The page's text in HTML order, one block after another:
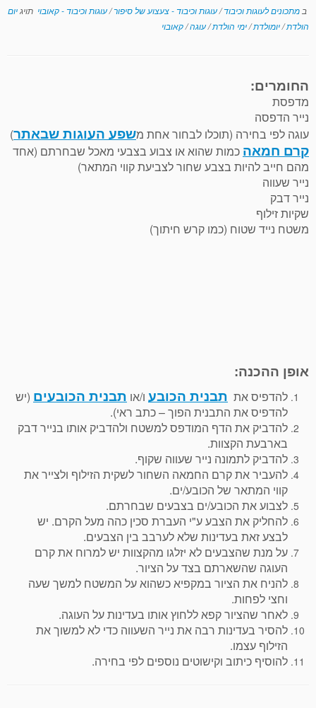
ב מתכונים לעוגות וכיבוד/עוגות וכיבוד - צעצוע של סיפור/עוגות וכיבוד - קאובוי תויגיום
הולדת/יומולדת/ימי הולדת/עוגה/קאובוי
החומרים:
מדפסת
נייר הדפסה
עוגה לפי בחירה (תוכלו לבחור אחת משפע העוגות שבאתר)
קרם חמאה כמות שהוא או צבוע בצבעי מאכל שבחרתם (אחד
מהם חייב להיות בצבע שחור לצביעת קווי המתאר)
נייר שעווה
נייר דבק
שקיות זילוף
משטח נייד שטוח (כמו קרש חיתוך)
אופן ההכנה:
להדפיס את תבנית הכובע ו/או תבנית הכובעים (יש
להדפיס את התבנית הפוך – כתב ראי).
להדביק את הדף המודפס למשטח ולהדביק אותו בנייר דבק
בארבעת הקצוות.
להדביק לתמונה נייר שעווה שקוף.
להעביר את קרם החמאה השחור לשקית הזילוף ולצייר את
קווי המתאר של הכובע/ים.
לצבוע את הכובע/ים בצבעים שבחרתם.
להחליק את הצבע ע"י העברת סכין כהה מעל הקרם. יש
לבצע זאת בעדינות שלא לערבב בין הצבעים.
על מנת שהצבעים לא יזלגו מהקצוות יש למרוח את קרם
העוגה שהשארתם בצד על הציור.
להניח את הציור במקפיא כשהוא על המשטח למשך שעה
וחצי לפחות.
לאחר שהציור קפא ללחוץ אותו בעדינות על העוגה.
להסיר בעדינות רבה את נייר השעווה כדי לא למשוך את
הזילוף עצמו.
להוסיף כיתוב וקישוטים נוספים לפי בחירה.